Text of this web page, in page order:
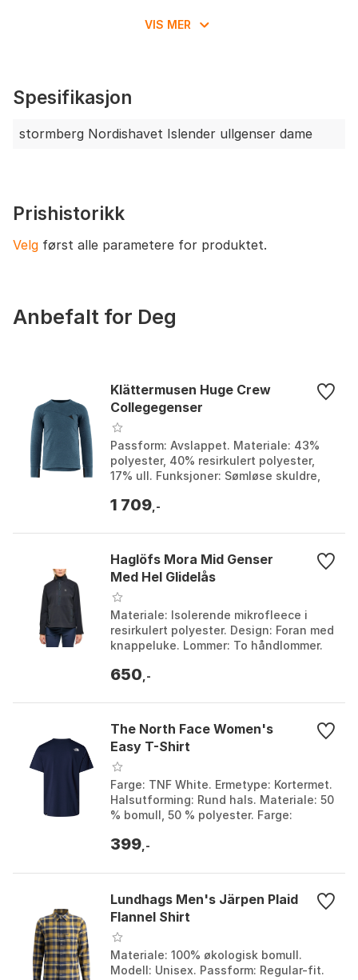
avslappet stil.
å gå opp én størrelse.
VIS MER
Spesifikasjon
stormberg Nordishavet Islender ullgenser dame
Prishistorikk
Velg først alle parametere for produktet.
Anbefalt for Deg
Klättermusen Huge Crew
Collegegenser
Passform: Avslappet. Materiale: 43%
polyester, 40% resirkulert polyester,
17% ull. Funksjoner: Sømløse skuldre,
Frost green,...
1 709 ,-
Haglöfs Mora Mid Genser
Med Hel Glidelås
Materiale: Isolerende mikrofleece i
resirkulert polyester. Design: Foran med
knappeluke. Lommer: To håndlommer.
Seaweed gre...
650 ,-
The North Face Women's
Easy T-Shirt
Farge: TNF White. Ermetype: Kortermet.
Halsutforming: Rund hals. Materiale: 50
% bomull, 50 % polyester. Farge:
Størrelse: M,...
399 ,-
Lundhags Men's Järpen Plaid
Flannel Shirt
Materiale: 100% økologisk bomull.
Modell: Unisex. Passform: Regular-fit.